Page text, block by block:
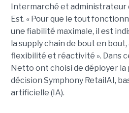
Intermarché et administrateur
Est. « Pour que le tout
une fiabilité maximale, il est
la supply chain de bout en
flexibilité et réactivité ». Dans
Netto ont choisi de déployer la
décision Symphony RetailAI,
artificielle (IA).